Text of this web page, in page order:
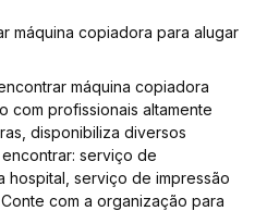
máquina copiadora para alugar
máquina copiadora
com profissionais altamente
disponibiliza diversos
serviço de
hospital, serviço de impressão
com a organização para